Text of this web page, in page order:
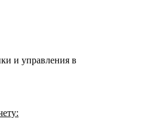
и управления в